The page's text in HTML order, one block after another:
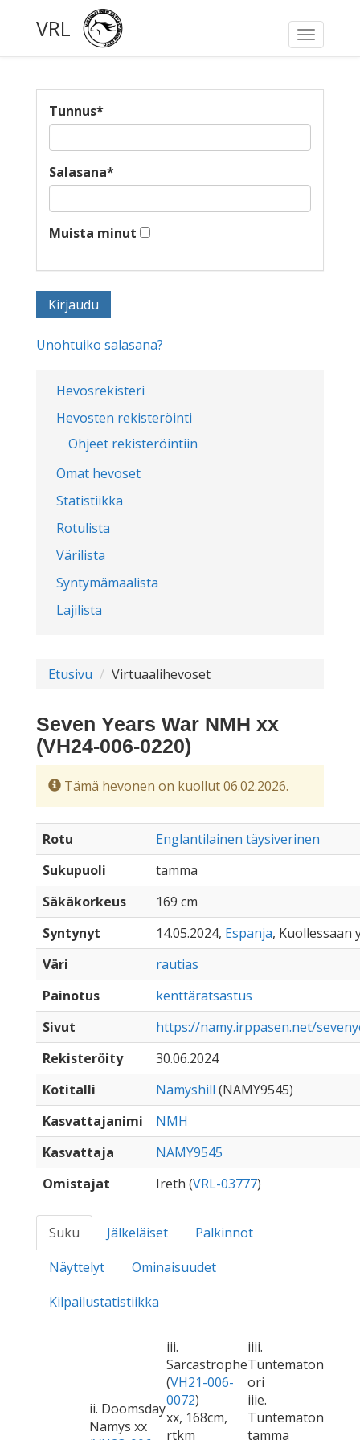
Toggle
VRL
Hevosrekisteri
Hevosten rekisteröinti
Ohjeet rekisteröintiin
Omat hevoset
Statistiikka
Rotulista
Värilista
Syntymämaalista
Lajilista
Tunnus*
Salasana*
Muista minut
Unohtuiko salasana?
Etusivu Virtuaalihevoset
Seven Years War NMH xx
(VH24-006-0220)
Tämä hevonen on kuollut 06.02.2026.
Rotu
Englantilainen täysiverinen
Sukupuoli
tamma
Säkäkorkeus
169 cm
Syntynyt
14.05.2024, Espanja, Kuollessaan
Väri
rautias
Painotus
kenttäratsastus
Sivut
https://namy.irppasen.net/
Rekisteröity
30.06.2024
Kotitalli
Namyshill (NAMY9545)
Kasvattajanimi
NMH
Kasvattaja
NAMY9545
Omistajat
Ireth (VRL-03777)
Suku Jälkeläiset
Palkinnot
Näyttelyt
Ominaisuudet
Kilpailustatistiikka
ii. Doomsday
Namys xx
iii.
Sarcastrophe
(VH21-006-
0072)
xx, 168cm,
rtkm
iiii.
Tuntematon
ori
iiie.
Tuntematon
tamma